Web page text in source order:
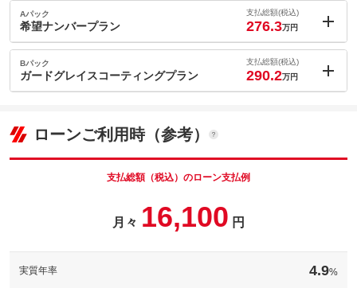
Aパック
希望ナンバープラン
支払総額(税込)
276.3万円
内：オプシ
ョン価格
(税込)
車両本体価
パック内容
ナンバープレートの４桁をお好きな番号で取得いたします。※希
望ナンバーが抽選番号の場合、ご希望の番号が取得できない場合
がごさいます。予めご了承ください。
Bパック
ガードグレイスコーティングプラン
支払総額(税込)
290.2万円
車両本体価
258
備考
んな願いを持ってＡＶＩＸが推奨する『ガードグレイスコーティ
ング』はお選び頂いたプレミアムインポートカーに相応しい、高
ローンご利用時（参考）
支払総額（税込）のローン支払例
月々 16,100 円
実質年率 4.9%